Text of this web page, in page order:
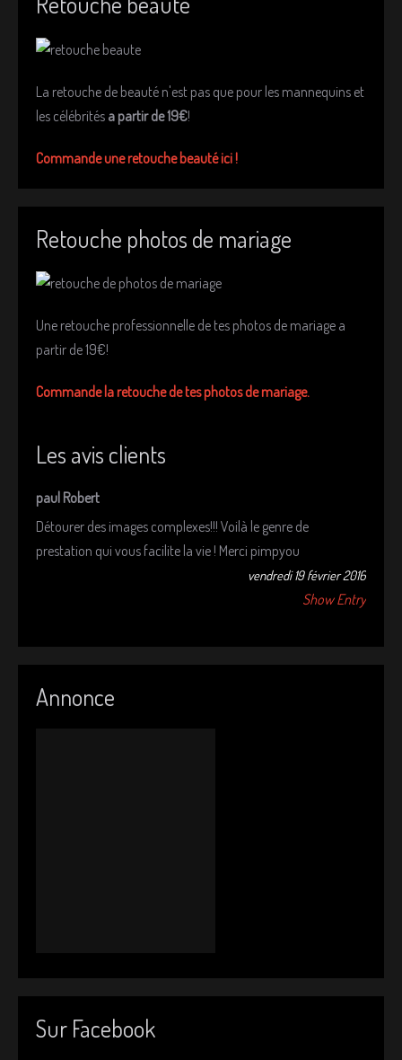
La retouche de beauté n'est pas que pour les mannequins et
les célébrités a partir de 19€!
Commande une retouche beauté ici !
Retouche photos de mariage
Une retouche professionnelle de tes photos de mariage a
partir de 19€!
Commande la retouche de tes photos de mariage.
Les avis clients
paul Robert
Détourer des images complexes!!! Voilà le genre de
prestation qui vous facilite la vie ! Merci pimpyou
vendredi 19 février 2016
Show Entry
Annonce
Sur Facebook